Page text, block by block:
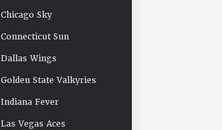
Chicago Sky
Connecticut Sun
Dallas Wings
Golden State Valkyries
Indiana Fever
Las Vegas Aces